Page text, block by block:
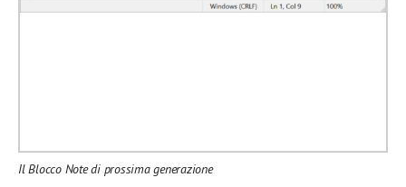
Il Blocco Note di prossima generazione